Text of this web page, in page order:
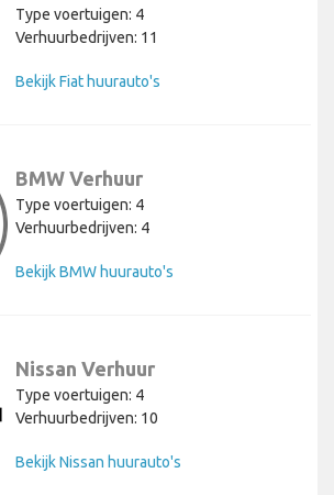
Type voertuigen: 4
Verhuurbedrijven: 11
Bekijk Fiat huurauto's
BMW Verhuur
Type voertuigen: 4
Verhuurbedrijven: 4
Bekijk BMW huurauto's
Nissan Verhuur
Type voertuigen: 4
Verhuurbedrijven: 10
Bekijk Nissan huurauto's